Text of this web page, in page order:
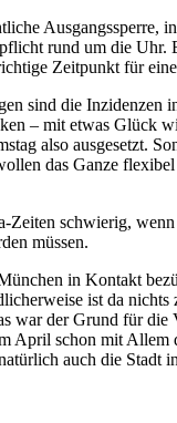
Ausgangssperre,
rund um die Uhr.
Zeitpunkt für
sind die Inzidenzen
– mit etwas Glück
also ausgesetzt.
das Ganze
Zeiten schwierig, wenn
müssen.
in Kontakt
ist da nichts
war der Grund für die
April schon mit Allem
auch die Stadt